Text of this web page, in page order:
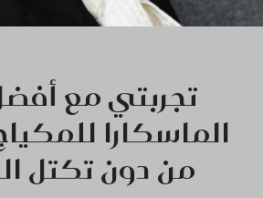
تجربتي مع
الماسكارا
من دون تكتل